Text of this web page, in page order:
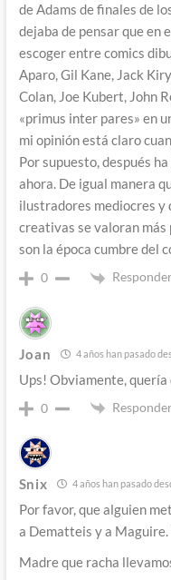
de Adams de finales de
dejaba de pensar que en
escoger entre comics
Aparo, Gil Kane, Jack
Colan, Joe Kubert, John
«primus inter pares» en
mi opinión está claro
Por supuesto, después
ahora. De igual manera
ilustradores mediocres y
creativas se valoran más
son la época cumbre del
0 Responder
Joan 4 años han pasado
Ups! Obviamente,
0 Responder
Snix 4 años han pasado
Por favor, que alguien
a Dematteis y a
Madre que racha